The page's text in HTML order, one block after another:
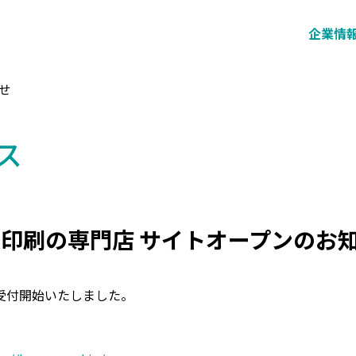
企業情
刷の専門店 サイトオープンのお
開始いたしました。